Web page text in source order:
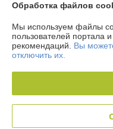
Обработка файлов
Мы используем файлы
пользователей портала
рекомендаций. Вы
отключить их.